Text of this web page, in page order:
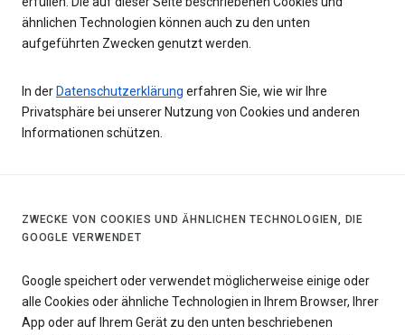
ähnlichen Technologien können auch zu den unten
aufgeführten Zwecken genutzt werden.
In der Datenschutzerklärung erfahren Sie, wie wir Ihre
Privatsphäre bei unserer Nutzung von Cookies und anderen
Informationen schützen.
ZWECKE VON COOKIES UND ÄHNLICHEN TECHNOLOGIEN, DIE
GOOGLE VERWENDET
Google speichert oder verwendet möglicherweise einige oder
alle Cookies oder ähnliche Technologien in Ihrem Browser, Ihrer
App oder auf Ihrem Gerät zu den unten beschriebenen